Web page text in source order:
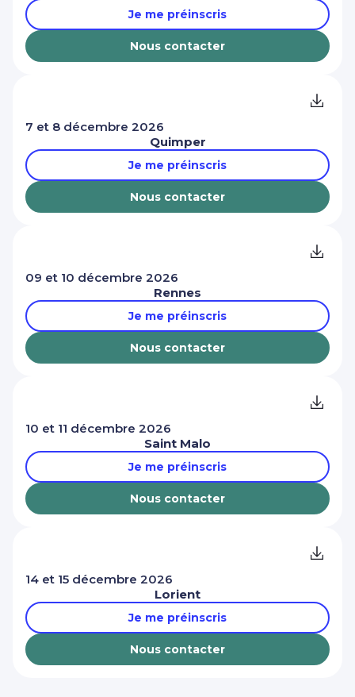
Je me préinscris
Nous contacter
7 et 8 décembre 2026
Quimper
Je me préinscris
Nous contacter
09 et 10 décembre 2026
Rennes
Je me préinscris
Nous contacter
10 et 11 décembre 2026
Saint Malo
Je me préinscris
Nous contacter
14 et 15 décembre 2026
Lorient
Je me préinscris
Nous contacter